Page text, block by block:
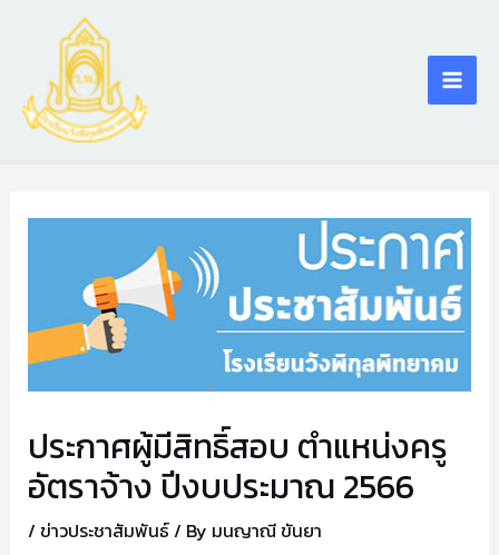
ประกาศผู้มีสิทธิ์สอบ ตำแหน่งครู
อัตราจ้าง ปีงบประมาณ 2566
/ ข่าวประชาสัมพันธ์/ By มนญาณี ขันยา